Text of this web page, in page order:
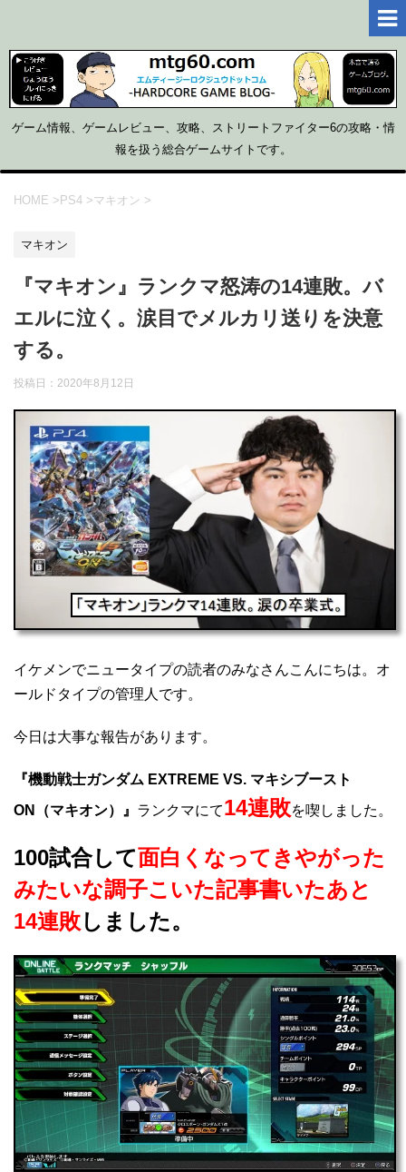
ゲーム情報、ゲームレビュー、攻略、ストリートファイター6の攻略・情
報を扱う総合ゲームサイトです。
HOME >PS4 >マキオン >
マキオン
『マキオン』ランクマ怒涛の14連敗。バ
エルに泣く。涙目でメルカリ送りを決意
する。
投稿日： 2020年8月12日
イケメンでニュータイプの読者のみなさんこんにちは。オ
ールドタイプの管理人です。
今日は大事な報告があります。
『機動戦士ガンダム EXTREME VS. マキシブースト
ON（マキオン）』 ランクマにて14連敗を喫しました。
100試合して面白くなってきやがった
みたいな調子こいた記事書いたあと
14連敗しました。